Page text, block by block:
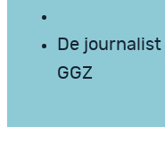
De
GGZ